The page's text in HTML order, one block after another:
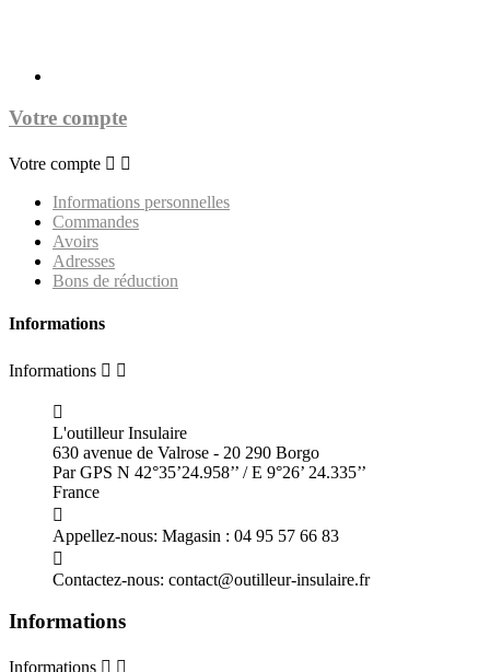
Votre compte
Votre compte  
Informations personnelles
Commandes
Avoirs
Adresses
Bons de réduction
Informations
Informations  

L'outilleur Insulaire
630 avenue de Valrose - 20 290 Borgo
Par GPS N 42°35’24.958’’ / E 9°26’ 24.335’’
France

Appellez-nous: Magasin : 04 95 57 66 83

Contactez-nous: contact@outilleur-insulaire.fr
Informations
Informations  